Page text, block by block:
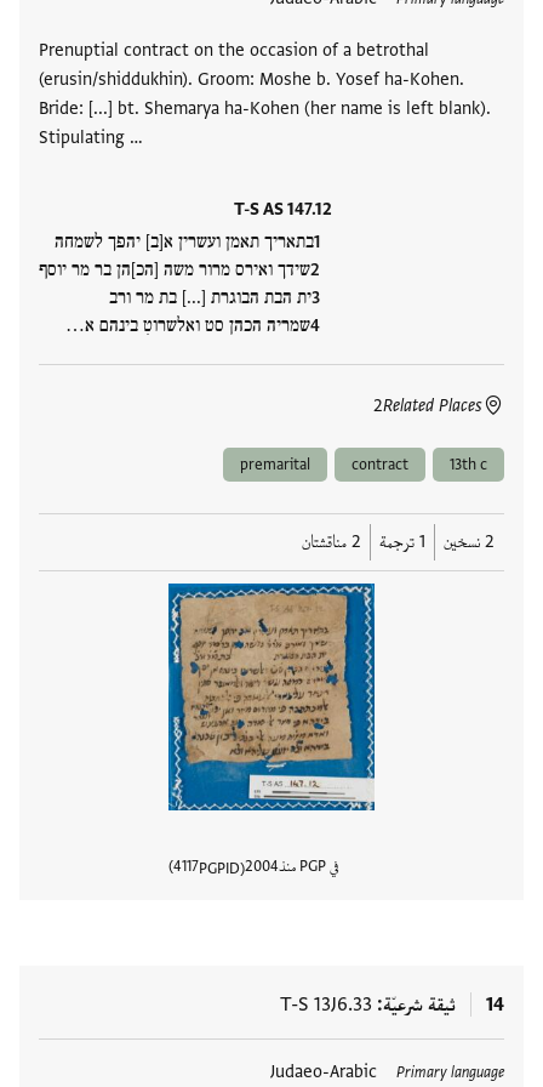
Prenuptial contract on the occasion of a betrothal
(erusin/shiddukhin). Groom: Moshe b. Yosef ha-Kohen.
Bride: [...] bt. Shemarya ha-Kohen (her name is left blank).
Stipulating …
T-S AS 147.12
בתאריך תאמן ועשרין א[ב] יהפך לשמחה
שידך ואירס מרור משה [הכ]הן בר מר יוסף
ית הבת הבוגרת [...] בת מר ורב
שמריה הכהן סט ואלשרוטִ בינהם א…
Related Places
2
13th c
contract
premarital
2 نسخين 1 ترجمة 2 مناقشتان
في PGP منذ 2004
PGPID
4117
14 ثيقة شرعيّة T-S 13J6.33
Primary language
Judaeo-Arabic العلامات